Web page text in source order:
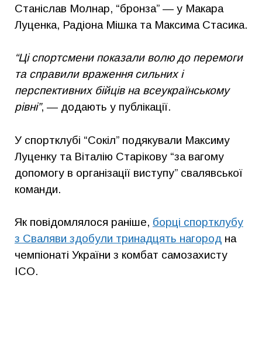
Станіслав Молнар, “бронза” — у Макара
Луценка, Радіона Мішка та Максима Стасика.
“Ці спортсмени показали волю до перемоги
та справили враження сильних і
перспективних бійців на всеукраїнському
рівні”, — додають у публікації.
У спортклубі “Сокіл” подякували Максиму
Луценку та Віталію Старікову “за вагому
допомогу в організації виступу” свалявської
команди.
Як повідомлялося раніше, борці спортклубу
з Сваляви здобули тринадцять нагородна
чемпіонаті України з комбат самозахисту
ІСО.